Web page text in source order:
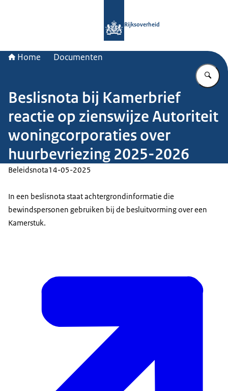
Rijksoverheid
Home Documenten
Beslisnota bij Kamerbrief
reactie op zienswijze Autoriteit
woningcorporaties over
huurbevriezing 2025-2026
Beleidsnota14-05-2025
In een beslisnota staat achtergrondinformatie die
bewindspersonen gebruiken bij de besluitvorming over een
Kamerstuk.